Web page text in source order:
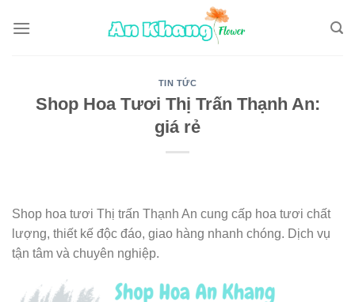
TIN TỨC
Shop Hoa Tươi Thị Trấn Thạnh An:
giá rẻ
Shop hoa tươi Thị trấn Thạnh An cung cấp hoa tươi chất
lượng, thiết kế độc đáo, giao hàng nhanh chóng. Dịch vụ
tận tâm và chuyên nghiệp.